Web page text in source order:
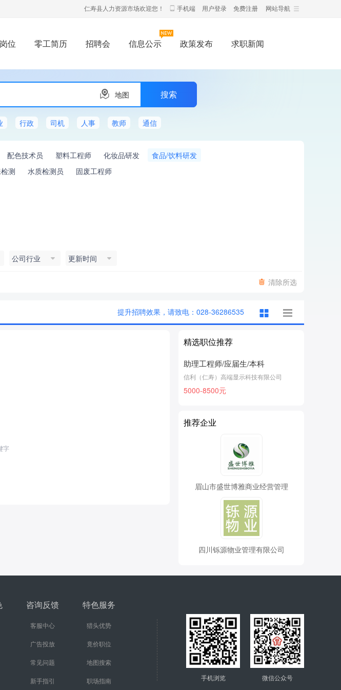
网站导航
仁寿县人力资源市场欢迎您！ 手机端 用户登录 免费注册
位 零工简历 招聘会 信息公示 政策发布 求职新闻
地图
行政 司机 人事 教师 通信
配色技术员 塑料工程师 化妆品研发
食品/饮料研发
测 水质检测员
固废工程师
公司行业 更新时间
清除所选
提升招聘效果，请致电：028-36286535
字
精选职位推荐
助理工程师/应届生/本科
信利（仁寿）高端显示科技有限公司
5000-8500元
推荐企业
眉山市盛世博雅商业经营管理
四川铄源物业管理有限公司
咨询反馈
客服中心
广告投放
常见问题
新手指引
特色服务
猎头优势
竟价职位
地图搜索
职场指南 微信公众号
手机浏览